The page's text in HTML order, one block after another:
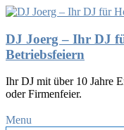
DJ Joerg – Ihr DJ
Betriebsfeiern
Ihr DJ mit über 10 Jahre
oder Firmenfeier.
Menu